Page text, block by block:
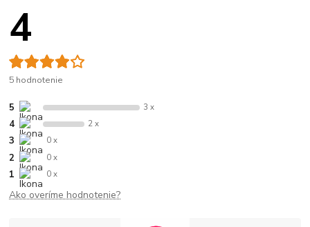
4
5 hodnotenie
5 3 x
4 2 x
3 0 x
2 0 x
1 0 x
Ako overíme hodnotenie?